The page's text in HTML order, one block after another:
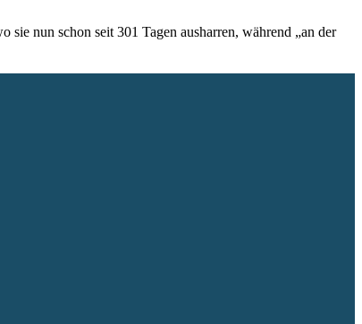
nun schon seit 301 Tagen ausharren, während „an der